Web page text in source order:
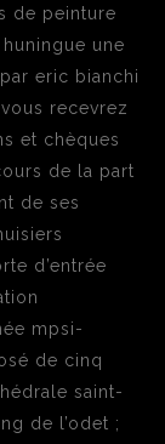
de peinture
une
eric bianchi
recevrez
et chèques
de la part
de ses
d’entrée
mpsi-
de cinq
saint-
de l’odet ;